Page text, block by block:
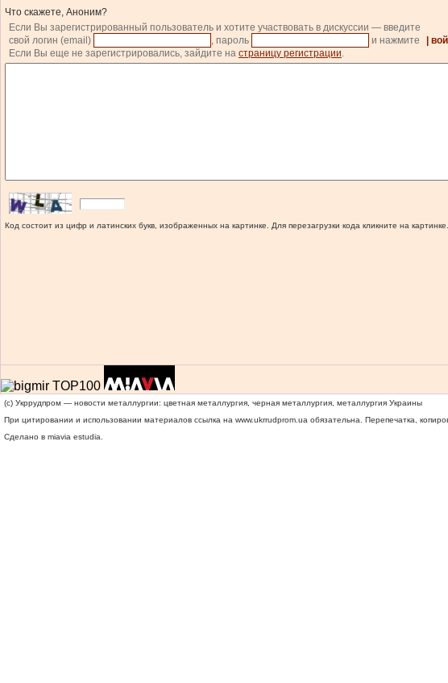
Что скажете, Аноним?
Если Вы зарегистрированный пользователь и хотите участвовать в дискуссии — введите
свой логин (email)
, пароль и нажмите |
Если Вы еще не зарегистрировались, зайдите на страницу регистрации.
Код состоит из цифр и латинских букв, изображенных на картинке. Для перезагрузки кода кликните на картинке.
(c) Укррудпром — новости металлургии: цветная металлургия, черная металлургия, металлургия Украины
При цитировании и использовании материалов ссылка на www.ukrrudprom.ua обязательна. Перепечатка,
Сделано в miavia estudia.